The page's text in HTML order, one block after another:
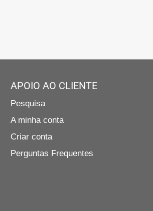
APOIO AO CLIENTE
Pesquisa
A minha conta
Criar conta
Perguntas Frequentes